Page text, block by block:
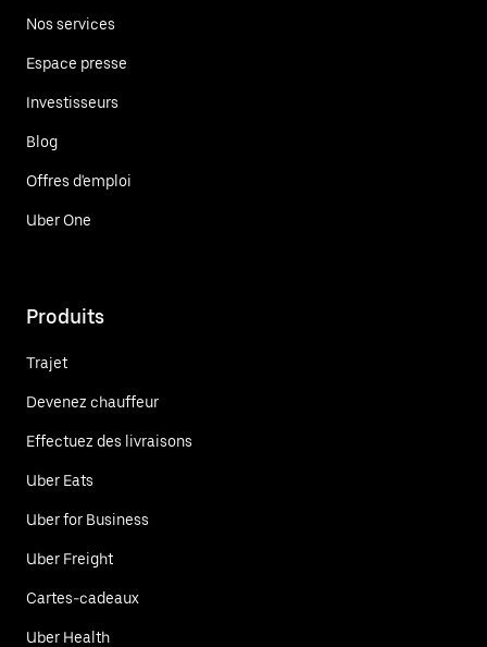
Nos services
Espace presse
Investisseurs
Blog
Offres d'emploi
Uber One
Produits
Trajet
Devenez chauffeur
Effectuez des livraisons
Uber Eats
Uber for Business
Uber Freight
Cartes-cadeaux
Uber Health